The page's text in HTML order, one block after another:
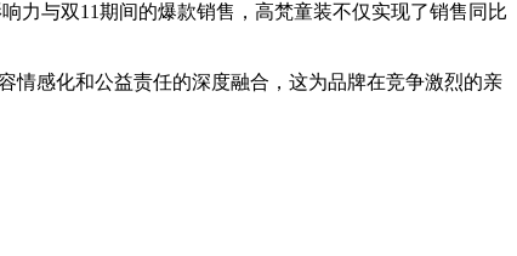
力与双11期间的爆款销售，高梵童装不仅实现了销售同比
情感化和公益责任的深度融合，这为品牌在竞争激烈的亲